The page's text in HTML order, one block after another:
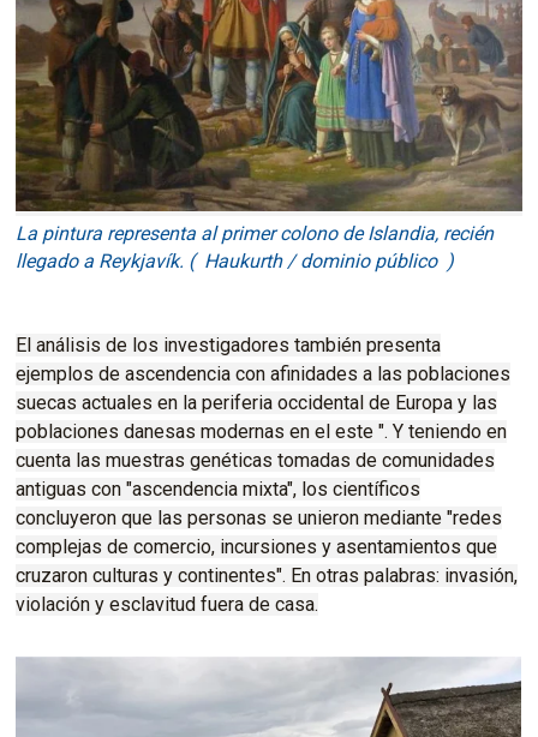
La pintura representa al primer colono de Islandia, recién
llegado a Reykjavík. ( Haukurth / dominio público )
El análisis de los investigadores también presenta
ejemplos de ascendencia con afinidades a las poblaciones
suecas actuales en la periferia occidental de Europa y las
poblaciones danesas modernas en el este ".Y teniendo en
cuenta las muestras genéticas tomadas de comunidades
antiguas con "ascendencia mixta", los científicos
concluyeron que las personas se unieron mediante "redes
complejas de comercio, incursiones y asentamientos que
cruzaron culturas y continentes". En otras palabras: invasión,
violación y esclavitud fuera de casa.